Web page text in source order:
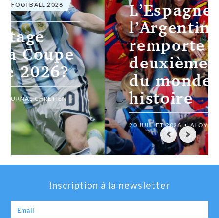
L’Espagne bat
l’Argentine et
remporte la
deuxième Coupe
du monde de son
histoire
20 JUILLET 2026 ALOYS EVINA
Inscription à la newsletter